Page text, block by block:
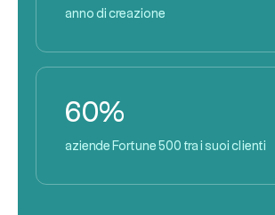
anno di creazione
60%
aziende Fortune 500 tra i suoi clienti